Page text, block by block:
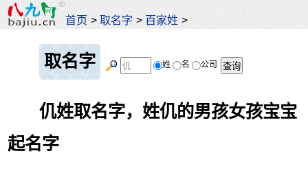
首页 >取名字 > 百家姓 >
取名字 姓 名 公司
仉姓取名字，姓仉的男孩女孩宝宝
起名字